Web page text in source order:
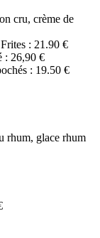
cru, crème de
: 21.90 €
: 26,90 €
: 19.50 €
rhum, glace rhum